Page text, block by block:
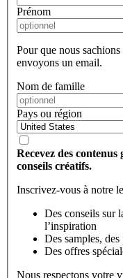
Prénom
Pour que nous
envoyons un email.
Nom de famille
Pays ou région
Recevez des contenus
conseils créatifs.
Inscrivez-vous à notre
Des conseils sur
l’inspiration
Des samples,
Des offres
Nous respectons votre